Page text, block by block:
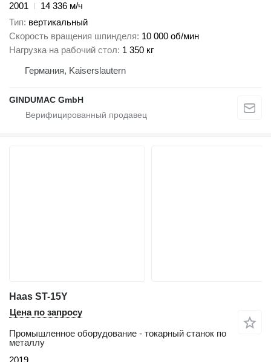
2001
14 336 м/ч
Тип вертикальный
Скорость вращения шпинделя 10 000 об/мин
Нагрузка на рабочий стол 1 350 кг
Германия, Kaiserslautern
GINDUMAC GmbH
Haas ST-15Y
Цена по запросу
Промышленное оборудование - токарный станок по
металлу
2019